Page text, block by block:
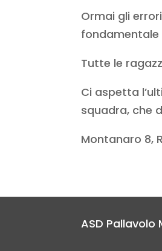
Ormai gli
fondamentale
Tutte le
Ci aspetta
squadra, che
Montanaro 8,
ASD